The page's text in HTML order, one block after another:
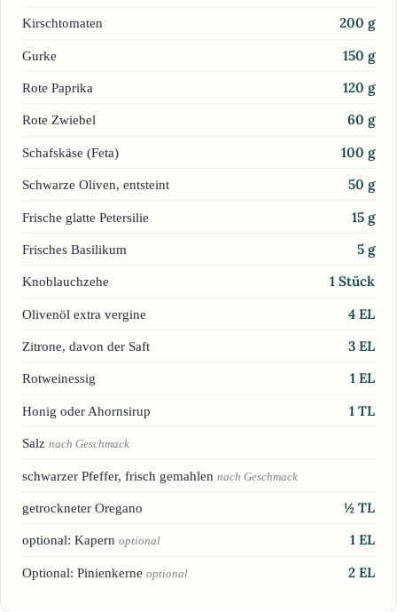
Kirschtomaten 200 g
Gurke 150 g
Rote Paprika 120 g
Rote Zwiebel 60 g
Schafskäse (Feta) 100 g
Schwarze Oliven, entsteint 50 g
Frische glatte Petersilie 15 g
Frisches Basilikum 5 g
Knoblauchzehe 1 Stück
Olivenöl extra vergine 4 EL
Zitrone, davon der Saft 3 EL
Rotweinessig 1 EL
Honig oder Ahornsirup 1 TL
Salz nach Geschmack
schwarzer Pfeffer, frisch gemahlen nach Geschmack
getrockneter Oregano ½ TL
optional: Kapern optional 1 EL
Optional: Pinienkerne optional 2 EL